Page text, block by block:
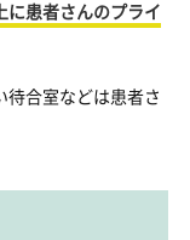
に患者さんのプライ
待合室などは患者さ